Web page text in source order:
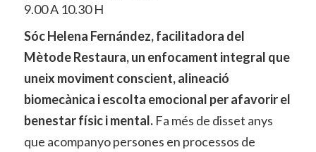
9.00 A 10.30 H
Sóc Helena Fernández, facilitadora del
Mètode Restaura, un enfocament integral que
uneix moviment conscient, alineació
biomecànica i escolta emocional per afavorir el
benestar físic i mental.Fa més de disset anys
que acompanyo persones en processos de